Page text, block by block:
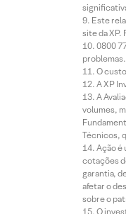
Este
site da
0800
O
A XP
A
volumes,
Técnicos,
Ação é
cotações
garantia,
afetar o
sobre o
O